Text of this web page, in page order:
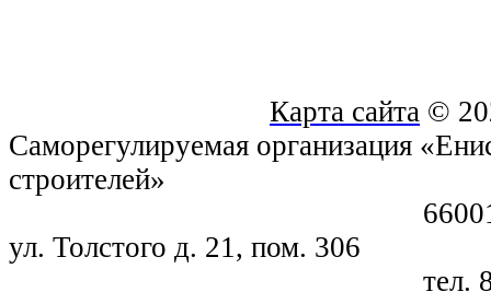
Карта сайта ©
Саморегулируемая организация
строителей»
660018, г.
ул. Толстого д. 21, пом. 306
тел. 8 (391)